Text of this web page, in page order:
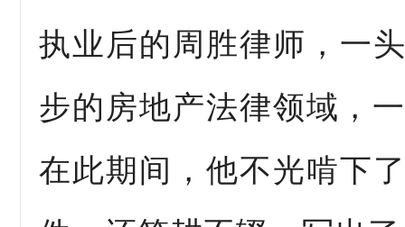
执业后的周胜律师，一
步的房地产法律领域，
在此期间，他不光啃下